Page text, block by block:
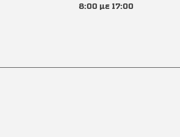
8:00 με 17:00